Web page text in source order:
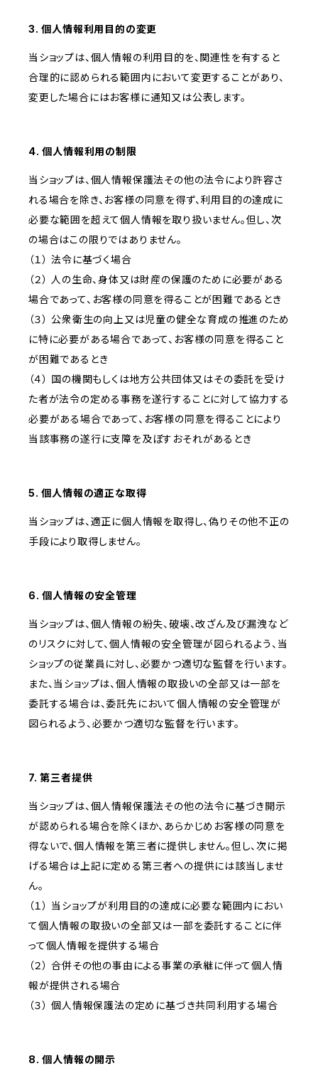
3. 個人情報利用目的の変更
当ショップは、個人情報の利用目的を、関連性を有すると
合理的に認められる範囲内において変更することがあり、
変更した場合にはお客様に通知又は公表します。
4. 個人情報利用の制限
当ショップは、個人情報保護法その他の法令により許容さ
れる場合を除き、お客様の同意を得ず、利用目的の達成に
必要な範囲を超えて個人情報を取り扱いません。但し、次
の場合はこの限りではありません。
（１） 法令に基づく場合
（２） 人の生命、身体又は財産の保護のために必要がある
場合であって、お客様の同意を得ることが困難であるとき
（３） 公衆衛生の向上又は児童の健全な育成の推進のため
に特に必要がある場合であって、お客様の同意を得ること
が困難であるとき
（４） 国の機関もしくは地方公共団体又はその委託を受け
た者が法令の定める事務を遂行することに対して協力する
必要がある場合であって、お客様の同意を得ることにより
当該事務の遂行に支障を及ぼすおそれがあるとき
5. 個人情報の適正な取得
当ショップは、適正に個人情報を取得し、偽りその他不正の
手段により取得しません。
6. 個人情報の安全管理
当ショップは、個人情報の紛失、破壊、改ざん及び漏洩など
のリスクに対して、個人情報の安全管理が図られるよう、当
ショップの従業員に対し、必要かつ適切な監督を行います。
また、当ショップは、個人情報の取扱いの全部又は一部を
委託する場合は、委託先において個人情報の安全管理が
図られるよう、必要かつ適切な監督を行います。
7. 第三者提供
当ショップは、個人情報保護法その他の法令に基づき開示
が認められる場合を除くほか、あらかじめお客様の同意を
得ないで、個人情報を第三者に提供しません。但し、次に掲
げる場合は上記に定める第三者への提供には該当しませ
ん。
（１） 当ショップが利用目的の達成に必要な範囲内におい
て個人情報の取扱いの全部又は一部を委託することに伴
って個人情報を提供する場合
（２） 合併その他の事由による事業の承継に伴って個人情
報が提供される場合
（３） 個人情報保護法の定めに基づき共同利用する場合
8. 個人情報の開示